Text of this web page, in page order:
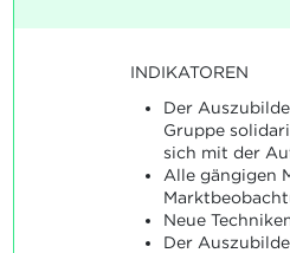
INDIKATOREN
Der
Gruppe
sich mit der
Alle gängigen
Neue
Der